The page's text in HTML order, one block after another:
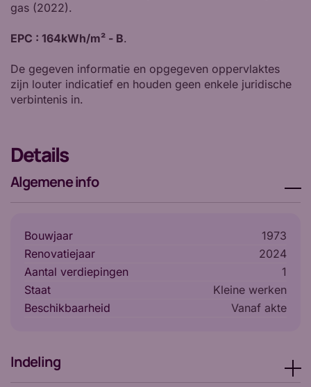
gas (2022).
EPC : 164kWh/m² - B.
De gegeven informatie en opgegeven oppervlaktes
zijn louter indicatief en houden geen enkele juridische
verbintenis in.
Details
Algemene info
Bouwjaar
1973
Renovatiejaar
2024
Aantal verdiepingen
1
Staat
Kleine werken
Beschikbaarheid
vanaf akte
Indeling